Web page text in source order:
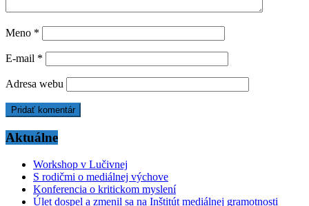
Meno *
E-mail *
Adresa webu
Aktuálne
Workshop v Lučivnej
S rodičmi o mediálnej výchove
Konferencia o kritickom myslení
Úlet dospel a zmenil sa na Inštitút mediálnej gramotnosti